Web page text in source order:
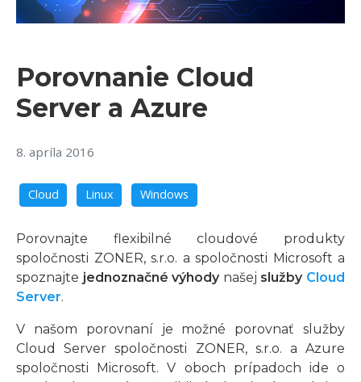
Porovnanie Cloud
Server a Azure
8. apríla 2016
Cloud Linux Windows
Porovnajte flexibilné cloudové produkty
spoločnosti ZONER, s.r.o. a spoločnosti Microsoft a
spoznajte jednoznačné výhodynašej služby Cloud
Server.
V našom porovnaní je možné porovnať služby
Cloud Server spoločnosti ZONER, s.r.o. a Azure
spoločnosti Microsoft. V oboch prípadoch ide o